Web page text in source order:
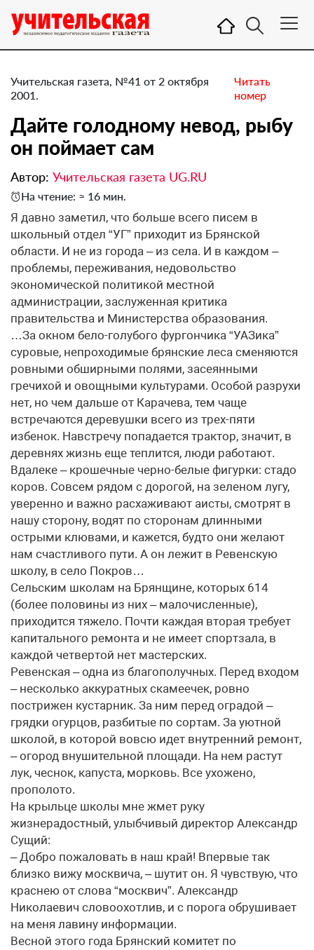
Учительская газета, №41 от 2 октября
2001.
Читать
номер
Дайте голодному невод, рыбу
он поймает сам
Автор: Учительская газета UG.RU
На чтение: ≈ 16 мин.
Я давно заметил, что больше всего писем в
школьный отдел “УГ” приходит из Брянской
области. И не из города – из села. И в каждом –
проблемы, переживания, недовольство
экономической политикой местной
администрации, заслуженная критика
правительства и Министерства образования.
…За окном бело-голубого фургончика “УАЗика”
суровые, непроходимые брянские леса сменяются
ровными обширными полями, засеянными
гречихой и овощными культурами. Особой разрухи
нет, но чем дальше от Карачева, тем чаще
встречаются деревушки всего из трех-пяти
избенок. Навстречу попадается трактор, значит, в
деревнях жизнь еще теплится, люди работают.
Вдалеке – крошечные черно-белые фигурки: стадо
коров. Совсем рядом с дорогой, на зеленом лугу,
уверенно и важно расхаживают аисты, смотрят в
нашу сторону, водят по сторонам длинными
острыми клювами, и кажется, будто они желают
нам счастливого пути. А он лежит в Ревенскую
школу, в село Покров…
Сельским школам на Брянщине, которых 614
(более половины из них – малочисленные),
приходится тяжело. Почти каждая вторая требует
капитального ремонта и не имеет спортзала, в
каждой четвертой нет мастерских.
Ревенская – одна из благополучных. Перед входом
– несколько аккуратных скамеечек, ровно
пострижен кустарник. За ним перед оградой –
грядки огурцов, разбитые по сортам. За уютной
школой, в которой вовсю идет внутренний ремонт,
– огород внушительной площади. На нем растут
лук, чеснок, капуста, морковь. Все ухожено,
прополото.
На крыльце школы мне жмет руку
жизнерадостный, улыбчивый директор Александр
Сущий:
– Добро пожаловать в наш край! Впервые так
близко вижу москвича, – шутит он. Я чувствую, что
краснею от слова “москвич”. Александр
Николаевич словоохотлив, и с порога обрушивает
на меня лавину информации.
Весной этого года Брянский комитет по